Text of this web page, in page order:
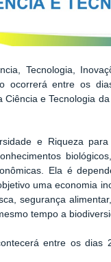
Tecnologia,
ocorrerá entre os
e Tecnologia
e Riqueza
Ela é
uma economia
segurança
tempo a
entre os